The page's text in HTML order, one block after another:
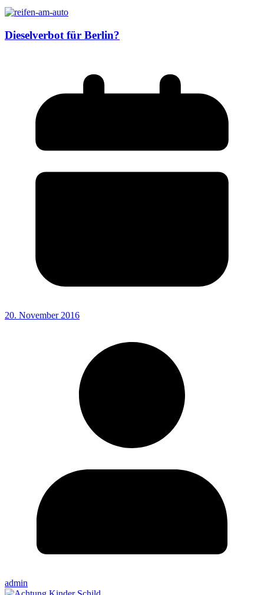
Dieselverbot für Berlin?
20. November 2016
admin